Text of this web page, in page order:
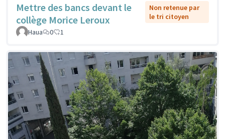
Mettre des bancs devant le
collège Morice Leroux
Non retenue par
le tri citoyen
Haua
0 1